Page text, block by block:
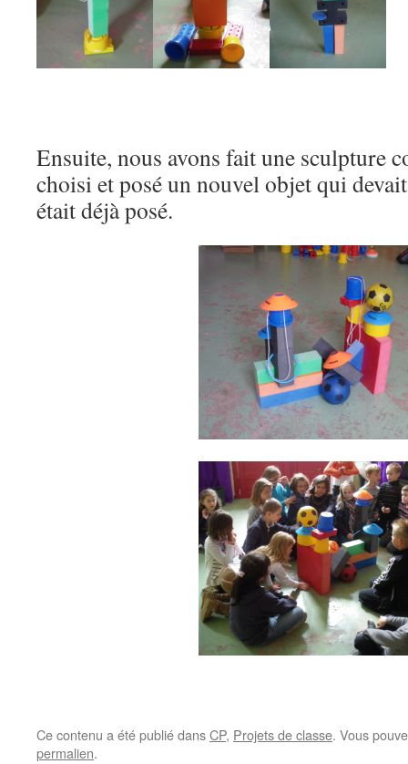
Ensuite, nous avons fait une sculpture
choisi et posé un nouvel objet qui
était déjà posé.
Ce contenu a été publié dansCP, Projets de classe. Vous
permalien.